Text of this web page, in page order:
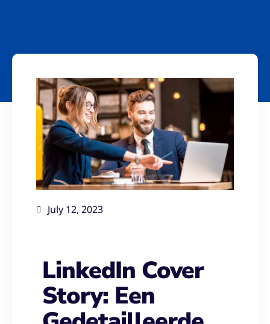
July 12, 2023
LinkedIn Cover
Story: Een